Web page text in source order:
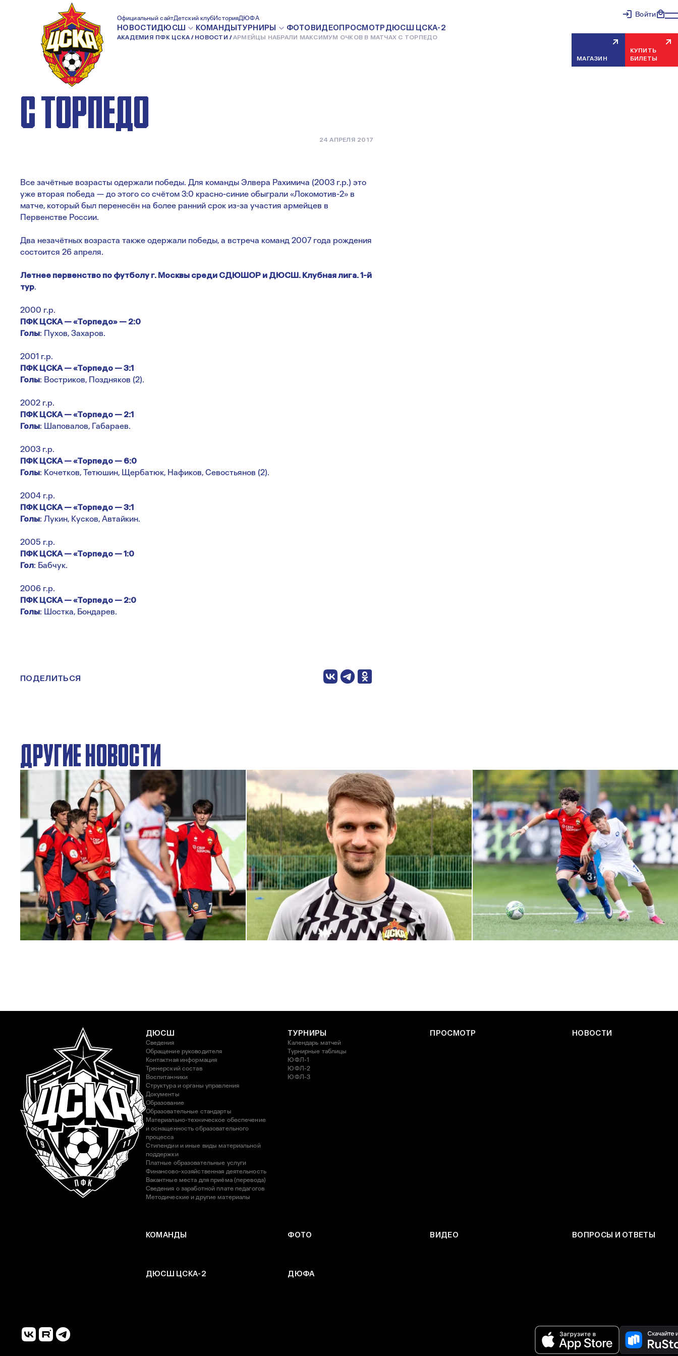
Официальный сайтДетский клубИсторияДЮФА
НОВОСТИДЮСШ КОМАНДЫТУРНИРЫ ФОТОВИДЕОПРОСМОТРДЮСШ ЦСКА-2
АКАДЕМИЯ ПФК ЦСКА НОВОСТИ АРМЕЙЦЫ НАБРАЛИ МАКСИМУМ ОЧКОВ В МАТЧАХ С ТОРПЕДО
Войти
МАГАЗИН
КУПИТЬ
БИЛЕТЫ
АРМЕЙЦЫ НАБРАЛИ
МАКСИМУМ ОЧКОВ В МАТЧАХ
С ТОРПЕДО
24 АПРЕЛЯ 2017
Все зачётные возрасты одержали победы. Для команды Элвера Рахимича (2003 г.р.) это
уже вторая победа — до этого со счётом 3:0 красно-синие обыграли «Локомотив-2» в
матче, который был перенесён на более ранний срок из-за участия армейцев в
Первенстве России.
Два незачётных возраста также одержали победы, а встреча команд 2007 года рождения
состоится 26 апреля.
Летнее первенство по футболу г. Москвы среди СДЮШОР и ДЮСШ. Клубная лига. 1-й
тур.
2000 г.р.
ПФК ЦСКА — «Торпедо» — 2:0
Голы: Пухов, Захаров.
2001 г.р.
ПФК ЦСКА — «Торпедо — 3:1
Голы: Востриков, Поздняков (2).
2002 г.р.
ПФК ЦСКА — «Торпедо — 2:1
Голы: Шаповалов, Габараев.
2003 г.р.
ПФК ЦСКА — «Торпедо — 6:0
Голы: Кочетков, Тетюшин, Щербатюк, Нафиков, Севостьянов (2).
2004 г.р.
ПФК ЦСКА — «Торпедо — 3:1
Голы: Лукин, Кусков, Автайкин.
2005 г.р.
ПФК ЦСКА — «Торпедо — 1:0
Гол: Бабчук.
2006 г.р.
ПФК ЦСКА — «Торпедо — 2:0
Голы: Шостка, Бондарев.
ПОДЕЛИТЬСЯ
ДРУГИЕ НОВОСТИ
ЮФЛ: Московское дерби на «Октябре»
3 АВГУСТА 2026 14:15
С возвращением в родной клуб, Антон Александрович!
27 ИЮЛЯ 2026 14:40
ЮФЛ: Армейцы приняли «Чертаново»
ДЮСШ
Сведения
Обращение руководителя
Контактная информация
Тренерский состав
Воспитанники
Структура и органы управления
Документы
Образование
Образовательные стандарты
Материально-техническое обеспечение
и оснащенность образовательного
процесса
Стипендии и иные виды материальной
поддержки
Платные образовательные услуги
Финансово-хозяйственная деятельность
Вакантные места для приёма (перевода)
Сведения о заработной плате педагогов
Методические и другие материалы
ТУРНИРЫ
Календарь матчей
Турнирные таблицы
ЮФЛ-1
ЮФЛ-2
ЮФЛ-3
ПРОСМОТР НОВОСТИ
КОМАНДЫ ФОТО ВИДЕО ВОПРОСЫ И ОТВЕТЫ
ДЮСШ ЦСКА-2 ДЮФА